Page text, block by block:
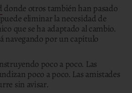
donde otros también han pasado
eliminar la necesidad de
que se ha adaptado al cambio.
navegando por un capítulo
poco a poco. Las
poco a poco. Las amistades
sin avisar.